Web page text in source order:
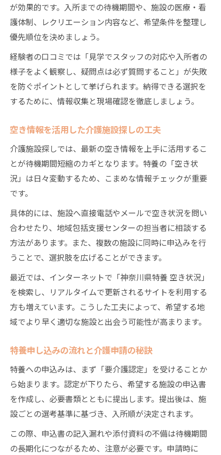
が効果的です。入所までの待機期間や、施設の医療・看
護体制、レクリエーション内容など、希望条件を整理し
優先順位を決めましょう。
経験者の口コミでは「見学でスタッフの対応や入所者の
様子をよく観察し、疑問点は必ず質問すること」が失敗
を防ぐポイントとして挙げられます。納得できる選択を
するために、情報収集と現場確認を徹底しましょう。
空き情報を活用した介護施設探しの工夫
介護施設探しでは、最新の空き情報を上手に活用するこ
とが待機期間短縮のカギとなります。特養の「空き状
況」は日々変動するため、こまめな情報チェックが重要
です。
具体的には、施設へ直接電話やメールで空き状況を問い
合わせたり、地域包括支援センターの担当者に相談する
方法があります。また、複数の施設に同時に申込みを行
うことで、選択肢を広げることができます。
最近では、インターネットで「神奈川県特養 空き状況」
を検索し、リアルタイムで更新されるサイトを利用する
方も増えています。こうした工夫によって、希望する地
域でより早く適切な施設と出会う可能性が高まります。
特養申し込みの流れと介護申請の秘訣
特養への申込みは、まず「要介護認定」を受けることか
ら始まります。認定が下りたら、希望する施設の申込書
を作成し、必要書類とともに提出します。提出後は、施
設ごとの選考基準に基づき、入所順が決定されます。
この際、申込書の記入漏れや添付資料の不備は待機期間
の長期化につながるため、注意が必要です。申請時に